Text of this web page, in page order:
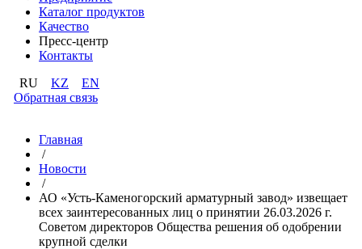
Каталог продуктов
Качество
Пресс-центр
Контакты
RU KZ
EN
Обратная связь
Главная
/
Новости
/
АО «Усть-Каменогорский арматурный завод» извещает
всех заинтересованных лиц о принятии 26.03.2026 г.
Советом директоров Общества решения об одобрении
крупной сделки